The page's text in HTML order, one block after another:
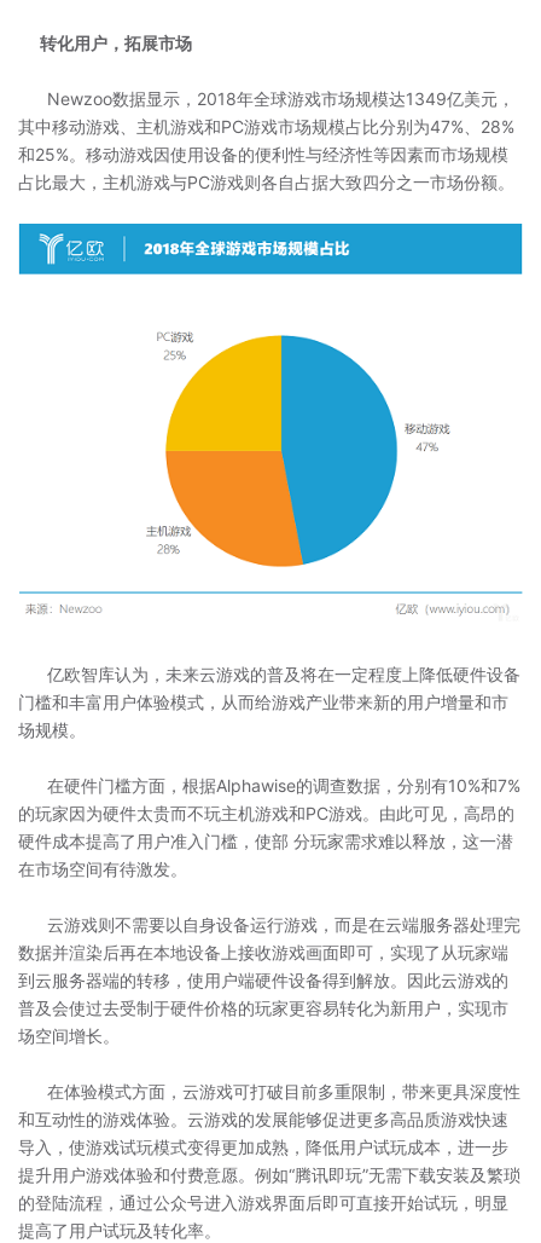
转化用户，拓展市场
Newzoo数据显示，2018年全球游戏市场规模达1349亿美元，
其中移动游戏、主机游戏和PC游戏市场规模占比分别为47%、28%
和25%。移动游戏因使用设备的便利性与经济性等因素而市场规模
占比最大，主机游戏与PC游戏则各自占据大致四分之一市场份额。
亿欧智库认为，未来云游戏的普及将在一定程度上降低硬件设备
门槛和丰富用户体验模式，从而给游戏产业带来新的用户增量和市
场规模。
在硬件门槛方面，根据Alphawise的调查数据，分别有10%和7%
的玩家因为硬件太贵而不玩主机游戏和PC游戏。由此可见，高昂的
硬件成本提高了用户准入门槛，使部 分玩家需求难以释放，这一潜
在市场空间有待激发。
云游戏则不需要以自身设备运行游戏，而是在云端服务器处理完
数据并渲染后再在本地设备上接收游戏画面即可，实现了从玩家端
到云服务器端的转移，使用户端硬件设备得到解放。因此云游戏的
普及会使过去受制于硬件价格的玩家更容易转化为新用户，实现市
场空间增长。
在体验模式方面，云游戏可打破目前多重限制，带来更具深度性
和互动性的游戏体验。云游戏的发展能够促进更多高品质游戏快速
导入，使游戏试玩模式变得更加成熟，降低用户试玩成本，进一步
提升用户游戏体验和付费意愿。例如“腾讯即玩”无需下载安装及繁琐
的登陆流程，通过公众号进入游戏界面后即可直接开始试玩，明显
提高了用户试玩及转化率。